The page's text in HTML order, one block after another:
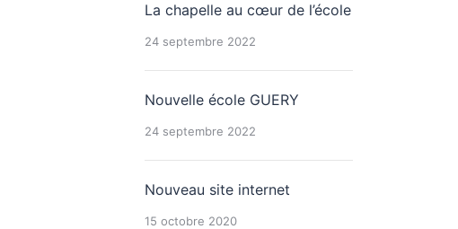
La chapelle au cœur de l’école
24 septembre 2022
Nouvelle école GUERY
24 septembre 2022
Nouveau site internet
15 octobre 2020